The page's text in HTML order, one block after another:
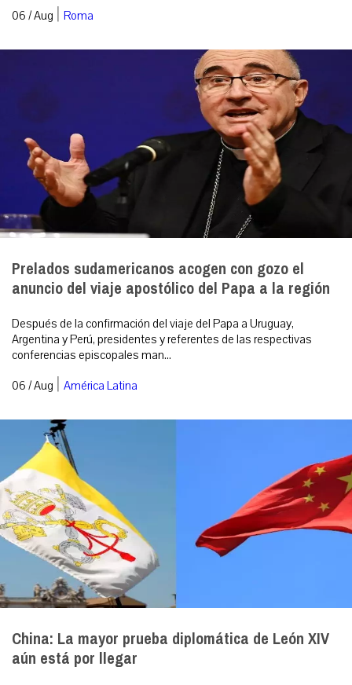
06 / Aug | Roma
Prelados sudamericanos acogen con gozo el
anuncio del viaje apostólico del Papa a la región
Después de la confirmación del viaje del Papa a Uruguay,
Argentina y Perú, presidentes y referentes de las respectivas
conferencias episcopales man...
06 / Aug | América Latina
China: La mayor prueba diplomática de León XIV
aún está por llegar